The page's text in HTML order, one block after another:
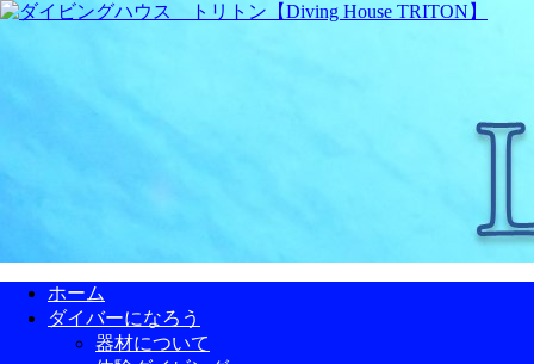
ホーム
ダイバーになろう
器材について